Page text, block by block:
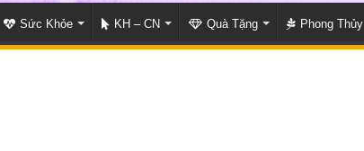
Sức Khỏe KH – CN Quà Tặng Phong Thủy